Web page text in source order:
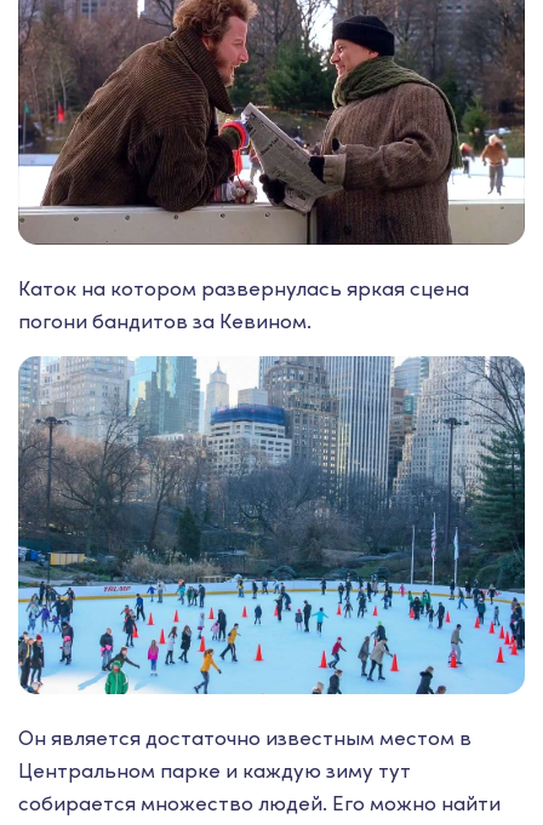
Каток на котором развернулась яркая сцена
погони бандитов за Кевином.
Он является достаточно известным местом в
Центральном парке и каждую зиму тут
собирается множество людей. Его можно найти